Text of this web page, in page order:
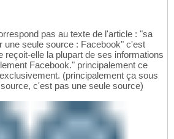
pas au texte de l'article : "sa
une seule source : Facebook" c'est
reçoit-elle la plupart de ses informations
Facebook." principalement ce
(principalement ça sous
c'est pas une seule source)